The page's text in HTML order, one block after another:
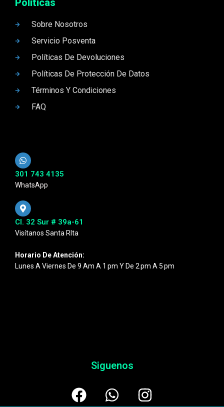
Politicas
Sobre Nosotros
Servicio Posventa
Políticas De Devoluciones
Políticas De Protección De Datos
Términos Y Condiciones
FAQ
301 743 4135
WhatsApp
Cl. 32 Sur # 39a-61
Visítanos Santa RIta
Horario De Atención:
Lunes A Viernes De 9 Am A 1 Pm Y De 2 Pm A 5 Pm
Siguenos